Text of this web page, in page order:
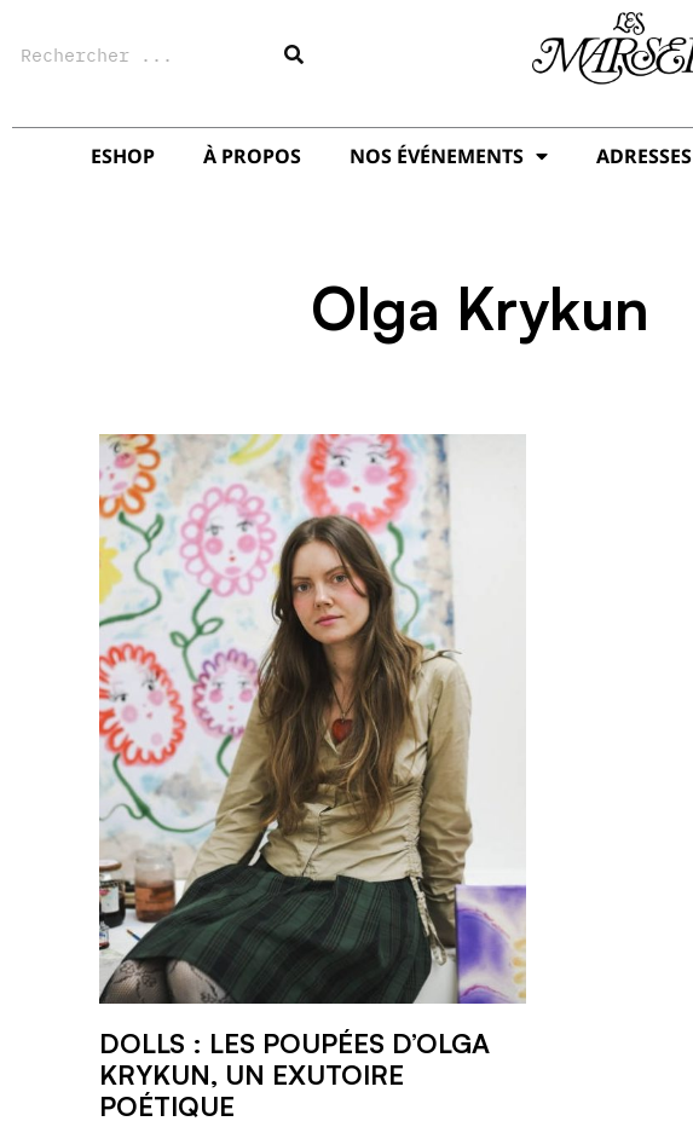
ESHOP À PROPOS NOS ÉVÉNEMENTS ADRESSES
Olga Krykun
DOLLS : LES POUPÉES D’OLGA
KRYKUN, UN EXUTOIRE
POÉTIQUE